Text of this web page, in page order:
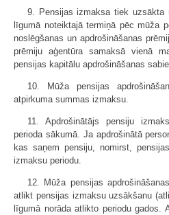
9. Pensijas izmaksa tiek uzsākta
līgumā noteiktajā termiņā pēc mūža
noslēgšanas un apdrošināšanas
prēmiju aģentūra samaksā vienā
pensijas kapitālu apdrošināšanas
10. Mūža pensijas
atpirkuma summas izmaksu.
11. Apdrošinātājs pensiju
perioda sākumā. Ja apdrošinātā
kas saņem pensiju, nomirst,
izmaksu periodu.
12. Mūža pensijas
atlikt pensijas izmaksu uzsākšanu
līgumā norāda atlikto periodu